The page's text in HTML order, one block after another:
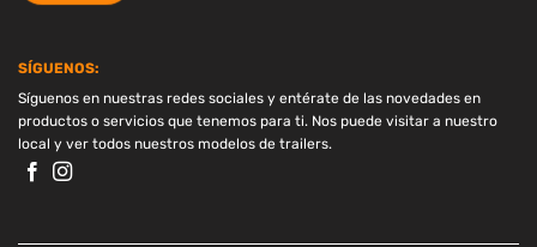
SÍGUENOS:
Síguenos en nuestras redes sociales y entérate de las novedades en
productos o servicios que tenemos para ti. Nos puede visitar a nuestro
local y ver todos nuestros modelos de trailers.